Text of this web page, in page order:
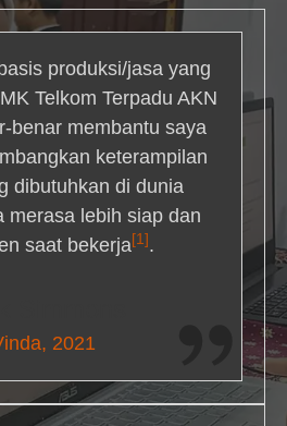
produksi/jasa yang
Telkom Terpadu AKN
benar membantu saya
keterampilan
dibutuhkan di dunia
merasa lebih siap dan
saat bekerja[1] .
2021